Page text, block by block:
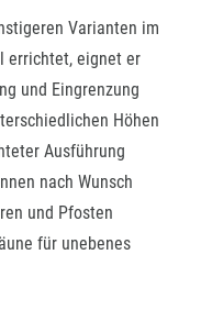
Varianten im
errichtet, eignet er
und Eingrenzung
Höhen
Ausführung
nach Wunsch
und Pfosten
für unebenes